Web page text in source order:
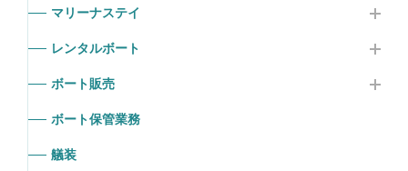
マリーナステイ
レンタルボート
ボート販売
ボート保管業務
艤装